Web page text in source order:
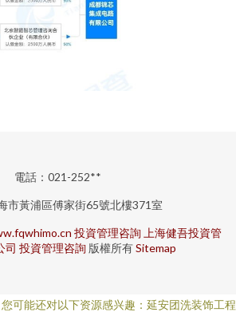
電話：021-252**
市黃浦區傅家街65號北樓371室
投資管理咨詢 上海健吾投資管
司 投資管理咨詢 版權所有Sitemap
可能还对以下资源感兴趣：延安团洗装饰工程